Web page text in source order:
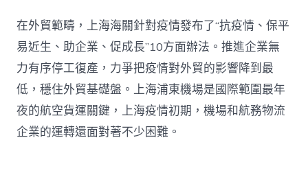
在外貿範疇，上海海關針對疫情發布了“抗疫情、保平
易近生、助企業、促成長”10方面辦法。推進企業無
力有序停工復產，力爭把疫情對外貿的影響降到最
低，穩住外貿基礎盤。上海浦東機場是國際範圍最年
夜的航空貨運關鍵，上海疫情初期，機場和航務物流
企業的運轉還面對著不少困難。